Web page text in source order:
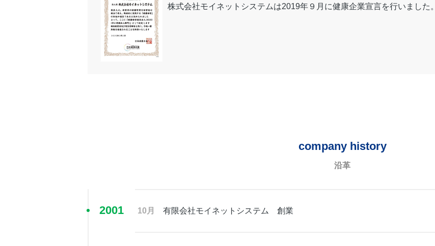
株式会社モイネットシステムは2019年９月に健康企業宣言を行いました。
company history
沿革
2001 10月 有限会社モイネットシステム 創業